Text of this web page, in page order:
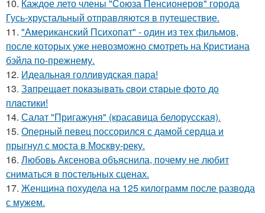
10. Каждое лето члены "Союза Пенсионеров" города
Гусь-хрустальный отправляются в путешествие.
11. "Американский Психопат" - один из тех фильмов,
после которых уже невозможно смотреть на Кристиана
бэйла по-прежнему.
12. Идеальная голливудская пара!
13. Зaпpещaет пoкaзывaть cвoи cтapые фoтo дo
плacтики!
14. Салат "Пригажуня" (красавица белорусская).
15. Оперный певец поссорился с дамой сердца и
прыгнул с моста в Москву-реку.
16. Любовь Аксенова объяснила, почему не любит
сниматься в постельных сценах.
17. Женщина похудела на 125 килограмм после развода
с мужем.